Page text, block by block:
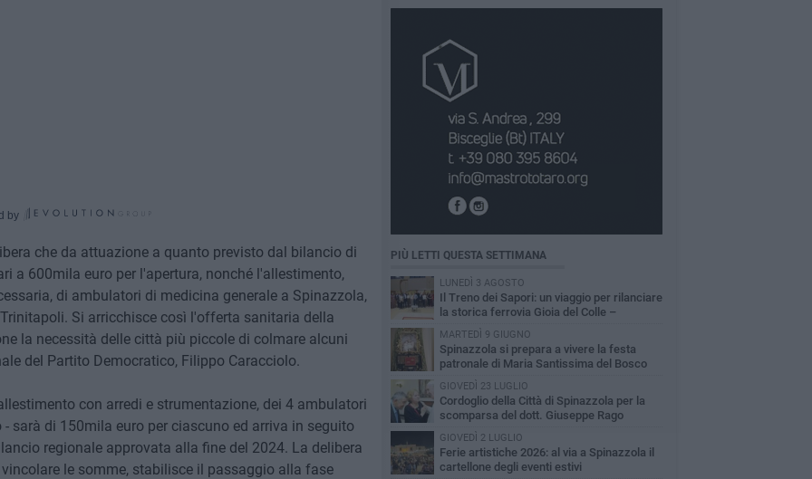
by
che da attuazione a quanto previsto dal bilancio di
a 600mila euro per l'apertura, nonché l'allestimento,
di ambulatori di medicina generale a Spinazzola,
Si arricchisce così l'offerta sanitaria della
la necessità delle città più piccole di colmare alcuni
del Partito Democratico, Filippo Caracciolo.
con arredi e strumentazione, dei 4 ambulatori
sarà di 150mila euro per ciascuno ed arriva in seguito
regionale approvata alla fine del 2024. La delibera
le somme, stabilisce il passaggio alla fase
PIÙ LETTI QUESTA SETTIMANA
LUNEDÌ 3 AGOSTO
Il Treno dei Sapori: un viaggio per rilanciare
la storica ferrovia Gioia del Colle –
Rocchetta Sant’Antonio
MARTEDÌ 9 GIUGNO
Spinazzola si prepara a vivere la festa
patronale di Maria Santissima del Bosco
GIOVEDÌ 23 LUGLIO
Cordoglio della Città di Spinazzola per la
scomparsa del dott. Giuseppe Rago
GIOVEDÌ 2 LUGLIO
Ferie artistiche 2026: al via a Spinazzola il
cartellone degli eventi estivi